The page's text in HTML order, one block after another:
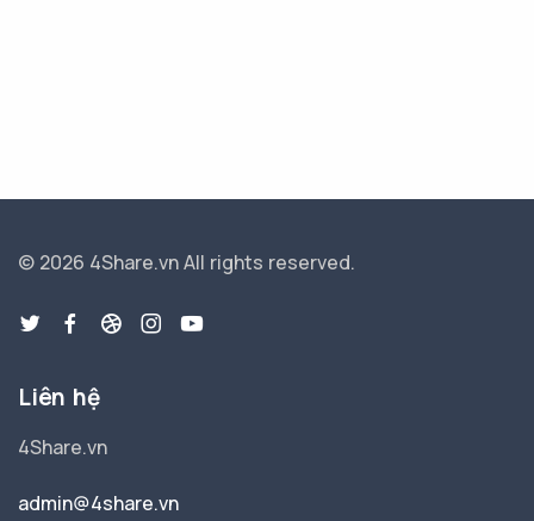
© 2026 4Share.vnAll rights reserved.
Liên hệ
4Share.vn
admin@4share.vn